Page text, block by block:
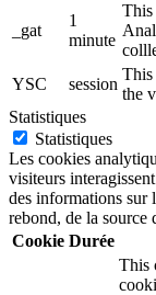
_gat
1
minute
This
YSC
session
This
the
Statistiques
Statistiques
Les cookies
visiteurs
des informations sur
rebond, de la source
Cookie Durée
This